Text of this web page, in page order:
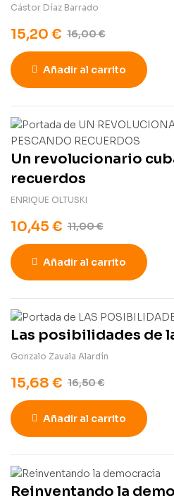
Cástor Díaz Barrado
16,00€
15,20 €
Añadir al carrito
Un revolucionario
recuerdos
ENRIQUE OLTUSKI
11,00€
10,45 €
Añadir al carrito
Las posibilidades de
Gonzalo Zavala Alardín
16,50€
15,68 €
Añadir al carrito
Reinventando la